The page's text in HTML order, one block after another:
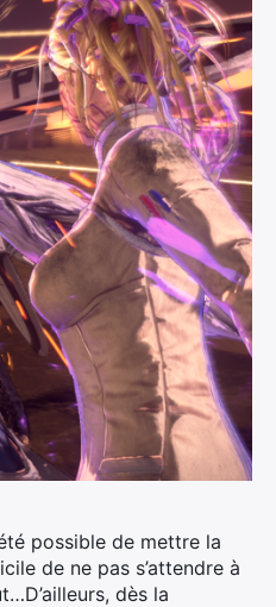
possible de mettre la
de ne pas s’attendre à
dès la